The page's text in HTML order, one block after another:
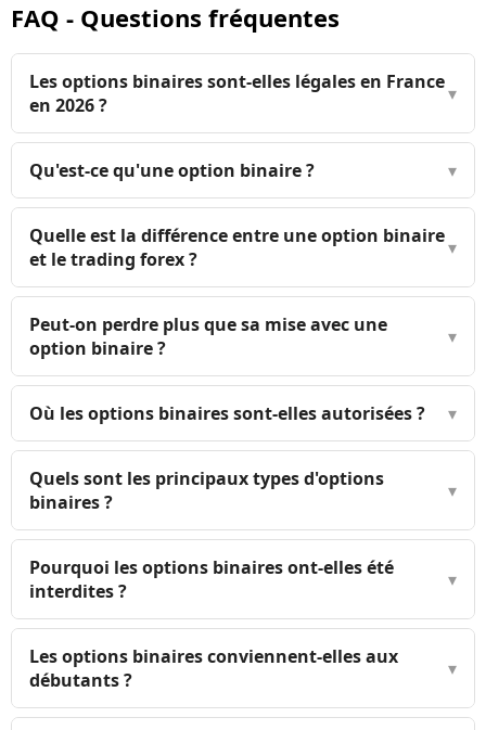
FAQ - Questions fréquentes
Les options binaires sont-elles légales en France
en 2026 ?
▾
Qu'est-ce qu'une option binaire ? ▾
Quelle est la différence entre une option binaire
et le trading forex ?
▾
Peut-on perdre plus que sa mise avec une
option binaire ?
▾
Où les options binaires sont-elles autorisées ? ▾
Quels sont les principaux types d'options
binaires ?
▾
Pourquoi les options binaires ont-elles été
interdites ?
▾
Les options binaires conviennent-elles aux
débutants ?
▾